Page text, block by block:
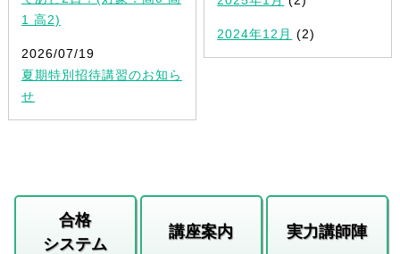
1 高2)
2026/07/19
夏期特別招待講習のお知ら
せ
2024年12月 (2)
合格
システム
講座案内 実力講師陣